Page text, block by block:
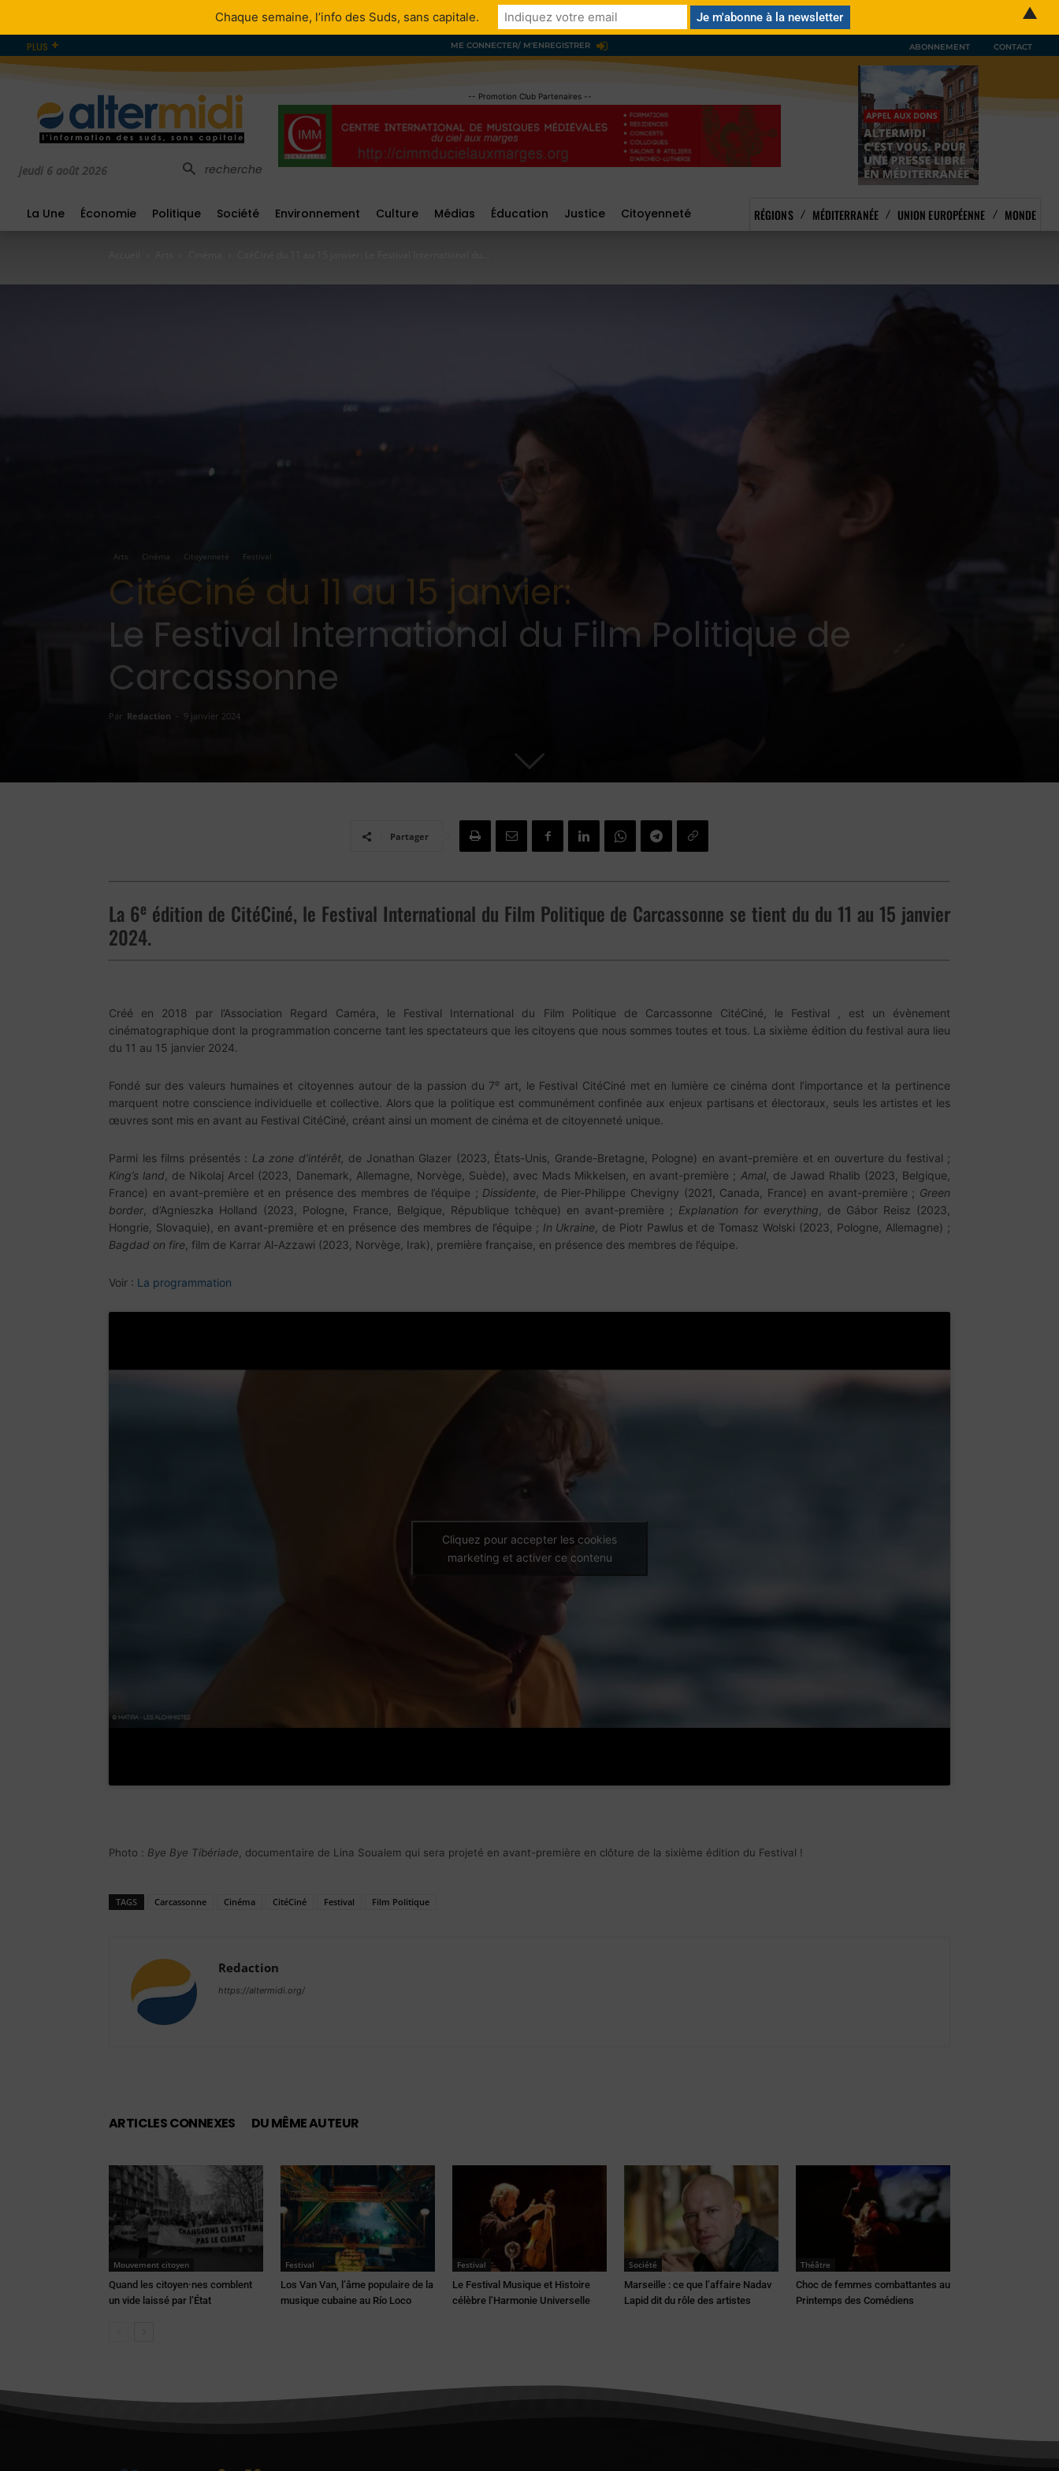
PLUS ME CONNECTER/ M'ENREGISTRER ABONNEMENT CONTACT
jeudi 6 août 2026 recherche
-- Promotion Club Partenaires --
La Une Économie Politique Société Environnement Culture Médias Éducation Justice Citoyenneté RÉGIONS MÉDITERRANÉE UNION EUROPÉENNE MONDE
Arts Cinéma Citoyenneté Festival
CitéCiné du 11 au 15 janvier:
Le Festival International du Film Politique de
Carcassonne
Par Redaction - 9 janvier 2024
Partager
La 6e édition de CitéCiné, le Festival International du Film Politique de Carcassonne se tient du du 11 au 15 janvier
2024.
Créé en 2018 par l’Association Regard Caméra, le Festival International du Film Politique de Carcassonne CitéCiné, le Festival , est un évènement
cinématographique dont la programmation concerne tant les spectateurs que les citoyens que nous sommes toutes et tous. La sixième édition du festival aura lieu
du 11 au 15 janvier 2024.
Fondé sur des valeurs humaines et citoyennes autour de la passion du 7e art, le Festival CitéCiné met en lumière ce cinéma dont l’importance et la pertinence
marquent notre conscience individuelle et collective. Alors que la politique est communément confinée aux enjeux partisans et électoraux, seuls les artistes et les
œuvres sont mis en avant au Festival CitéCiné, créant ainsi un moment de cinéma et de citoyenneté unique.
Parmi les films présentés : La zone d’intérêt, de Jonathan Glazer (2023, États-Unis, Grande-Bretagne, Pologne) en avant-première et en ouverture du festival ;
King’s land , de Nikolaj Arcel (2023, Danemark, Allemagne, Norvège, Suède), avec Mads Mikkelsen, en avant-première ; Amal, de Jawad Rhalib (2023, Belgique,
France) en avant-première et en présence des membres de l’équipe ; Dissidente , de Pier-Philippe Chevigny (2021, Canada, France) en avant-première ; Green
border , d’Agnieszka Holland (2023, Pologne, France, Belgique, République tchèque) en avant-première ; Explanation for everything , de Gábor Reisz (2023,
Hongrie, Slovaquie), en avant-première et en présence des membres de l’équipe ; In Ukraine , de Piotr Pawlus et de Tomasz Wolski (2023, Pologne, Allemagne) ;
Bagdad on fire , film de Karrar Al-Azzawi (2023, Norvège, Irak), première française, en présence des membres de l’équipe.
Voir : La programmation
Cliquez pour accepter les cookies
marketing et activer ce contenu
Photo : Bye Bye Tibériade , documentaire de Lina Soualem qui sera projeté en avant-première en clôture de la sixième édition du Festival !
TAGS Carcassonne Cinéma CitéCiné Festival Film Politique
Redaction
https://altermidi.org/
ARTICLES CONNEXES DU MÊME AUTEUR
Mouvement citoyen
Quand les citoyen·nes comblent
un vide laissé par l’État
Festival
Los Van Van, l’âme populaire de la
musique cubaine au Río Loco
Festival
Le Festival Musique et Histoire
célèbre l’Harmonie Universelle
Société
Marseille : ce que l’affaire Nadav
Lapid dit du rôle des artistes
Théâtre
Choc de femmes combattantes au
Printemps des Comédiens
Chaque semaine, l’info des Suds, sans capitale. ▲